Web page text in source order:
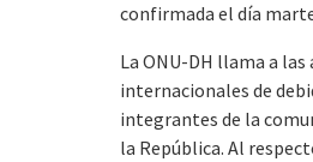
confirmada el día
La ONU-DH llama a
internacionales de
integrantes de la
la República. Al